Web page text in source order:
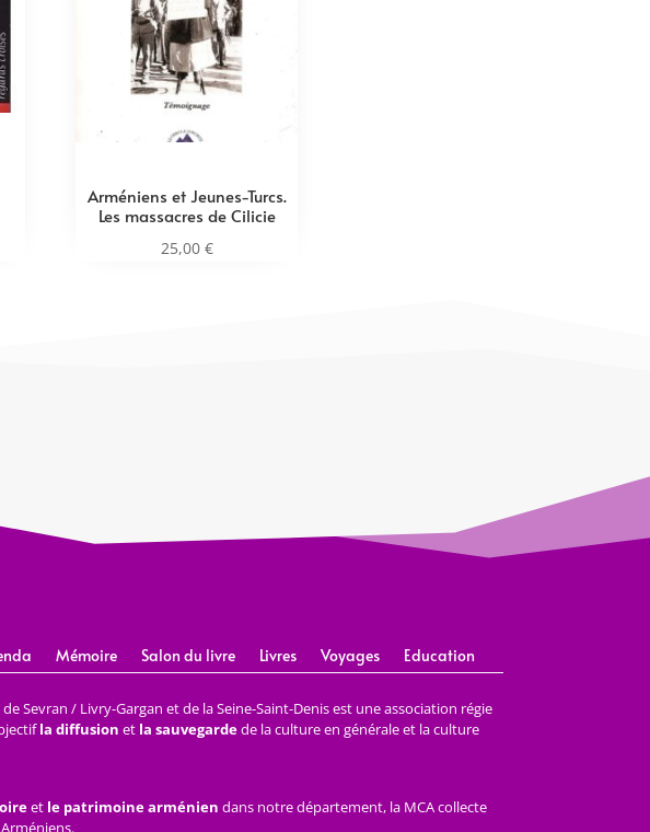
Arméniens et Jeunes-Turcs.
Les massacres de Cilicie
25,00 €
Mémoire Salon du livre Livres Voyages Education
de Sevran / Livry-Gargan et de la Seine-Saint-Denis est une association régie
la diffusion et la sauvegardede la culture en générale et la culture
et le patrimoine arménien dans notre département, la MCA collecte